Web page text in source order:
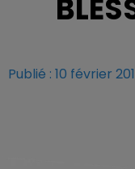
Publié : 10 février